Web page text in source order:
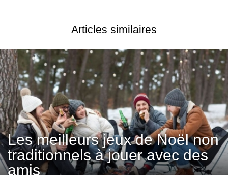
Articles similaires
Les meilleurs jeux de Noël non
traditionnels à jouer avec des
amis